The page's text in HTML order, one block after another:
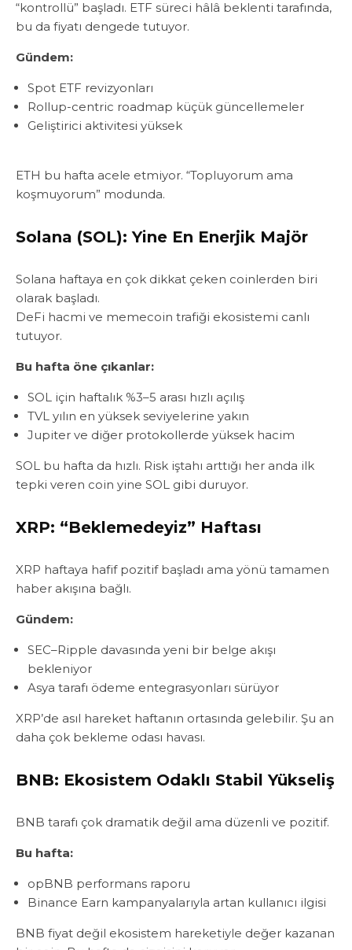
“kontrollü” başladı. ETF süreci hâlâ beklenti tarafında,
bu da fiyatı dengede tutuyor.
Gündem:
Spot ETF revizyonları
Rollup-centric roadmap küçük güncellemeler
Geliştirici aktivitesi yüksek
ETH bu hafta acele etmiyor. “Topluyorum ama
koşmuyorum” modunda.
Solana (SOL): Yine En Enerjik Majör
Solana haftaya en çok dikkat çeken coinlerden biri
olarak başladı.
DeFi hacmi ve memecoin trafiği ekosistemi canlı
tutuyor.
Bu hafta öne çıkanlar:
SOL için haftalık %3–5 arası hızlı açılış
TVL yılın en yüksek seviyelerine yakın
Jupiter ve diğer protokollerde yüksek hacim
SOL bu hafta da hızlı. Risk iştahı arttığı her anda ilk
tepki veren coin yine SOL gibi duruyor.
XRP: “Beklemedeyiz” Haftası
XRP haftaya hafif pozitif başladı ama yönü tamamen
haber akışına bağlı.
Gündem:
SEC–Ripple davasında yeni bir belge akışı
bekleniyor
Asya tarafı ödeme entegrasyonları sürüyor
XRP’de asıl hareket haftanın ortasında gelebilir. Şu an
daha çok bekleme odası havası.
BNB: Ekosistem Odaklı Stabil Yükseliş
BNB tarafı çok dramatik değil ama düzenli ve pozitif.
Bu hafta:
opBNB performans raporu
Binance Earn kampanyalarıyla artan kullanıcı ilgisi
BNB fiyat değil ekosistem hareketiyle değer kazanan